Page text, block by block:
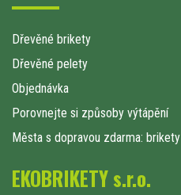
Dřevěné brikety
Dřevěné pelety
Objednávka
Porovnejte si způsoby výtápění
Města s dopravou zdarma: brikety
EKOBRIKETY s.r.o.